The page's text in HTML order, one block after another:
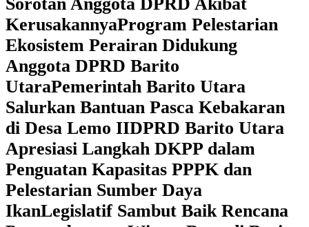
KerusakannyaProgram Pelestarian
Ekosistem Perairan Didukung
Anggota DPRD Barito
UtaraPemerintah Barito Utara
Salurkan Bantuan Pasca Kebakaran
di Desa Lemo IIDPRD Barito Utara
Apresiasi Langkah DKPP dalam
Penguatan Kapasitas PPPK dan
Pelestarian Sumber Daya
IkanLegislatif Sambut Baik Rencana